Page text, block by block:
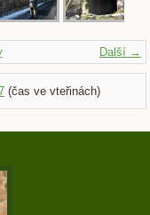
Další →
(čas ve vteřinách)